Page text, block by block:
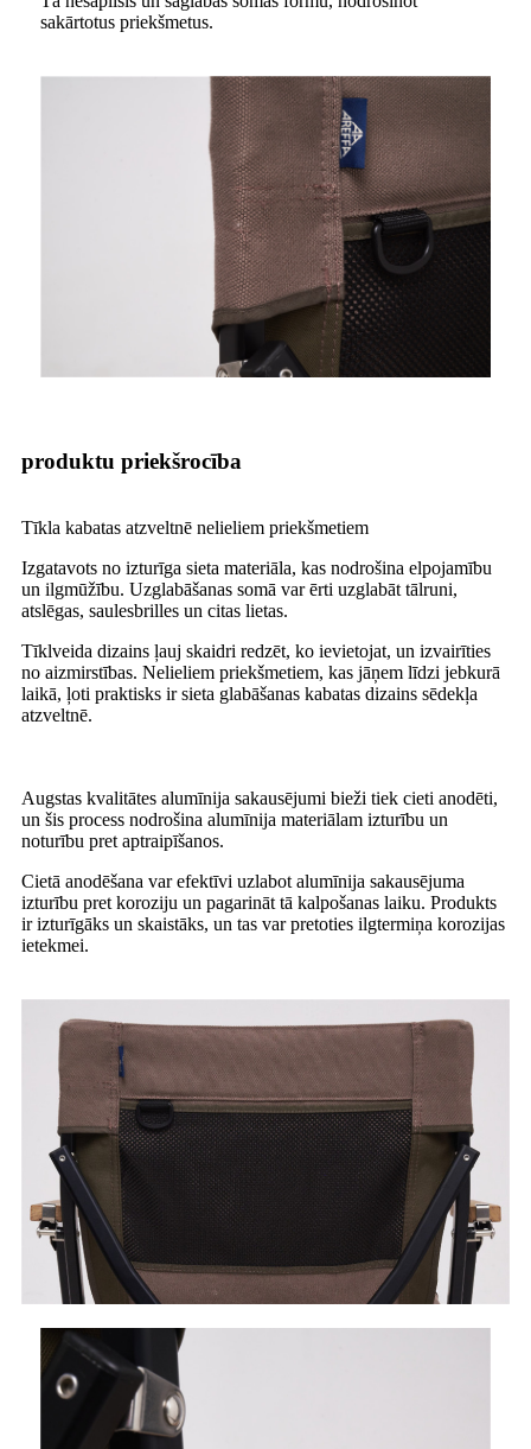
sakārtotus priekšmetus.
produktu priekšrocība
Tīkla kabatas atzveltnē nelieliem priekšmetiem
Izgatavots no izturīga sieta materiāla, kas nodrošina elpojamību
un ilgmūžību. Uzglabāšanas somā var ērti uzglabāt tālruni,
atslēgas, saulesbrilles un citas lietas.
Tīklveida dizains ļauj skaidri redzēt, ko ievietojat, un izvairīties
no aizmirstības. Nelieliem priekšmetiem, kas jāņem līdzi jebkurā
laikā, ļoti praktisks ir sieta glabāšanas kabatas dizains sēdekļa
atzveltnē.
Augstas kvalitātes alumīnija sakausējumi bieži tiek cieti anodēti,
un šis process nodrošina alumīnija materiālam izturību un
noturību pret aptraipīšanos.
Cietā anodēšana var efektīvi uzlabot alumīnija sakausējuma
izturību pret koroziju un pagarināt tā kalpošanas laiku. Produkts
ir izturīgāks un skaistāks, un tas var pretoties ilgtermiņa korozijas
ietekmei.